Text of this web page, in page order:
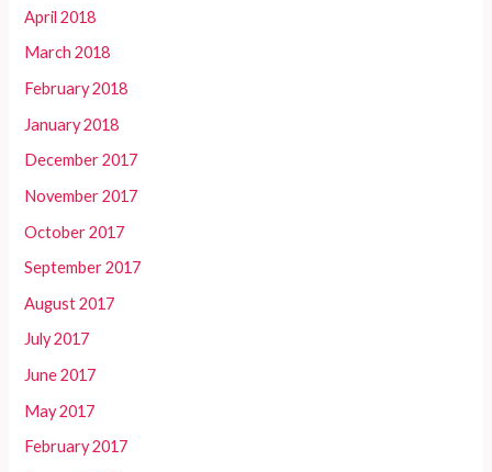
April 2018
March 2018
February 2018
January 2018
December 2017
November 2017
October 2017
September 2017
August 2017
July 2017
June 2017
May 2017
February 2017